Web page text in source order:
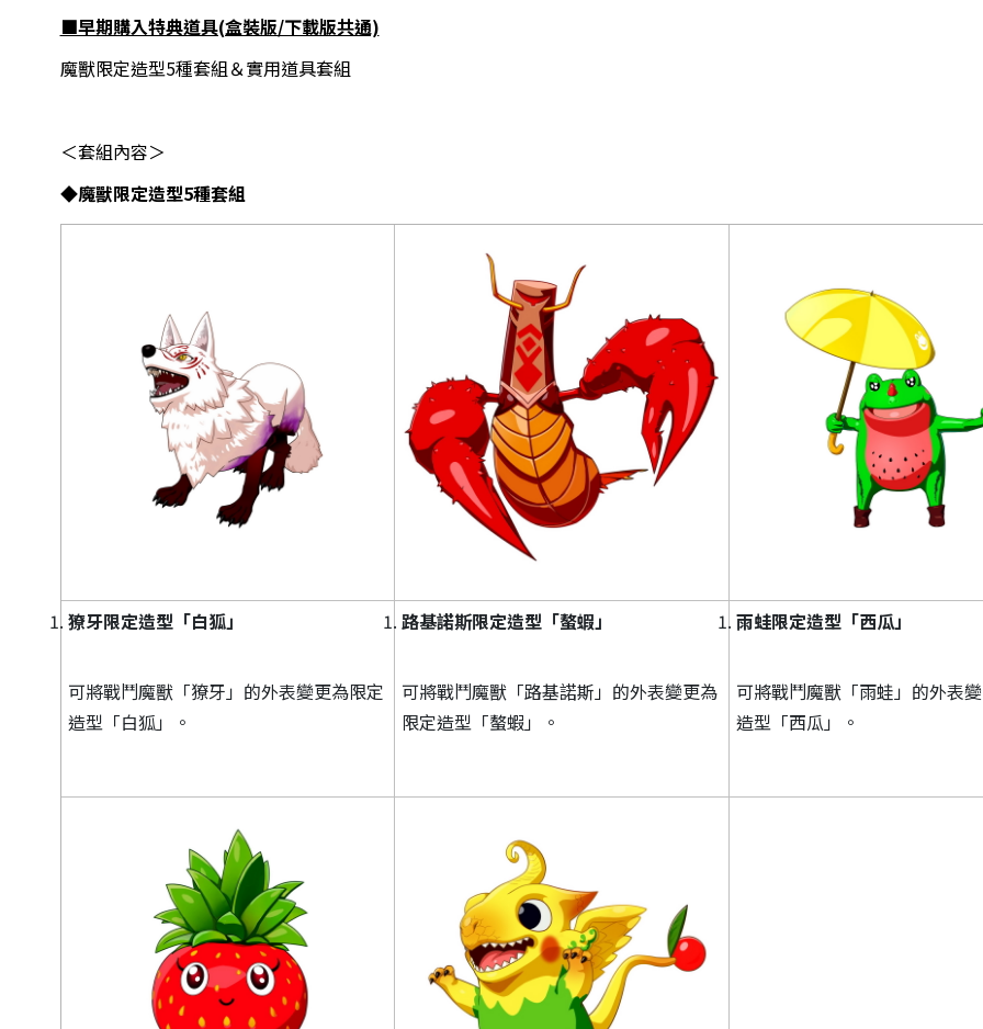
■早期購入特典道具(盒裝版/下載版共通)
魔獸限定造型5種套組＆實用道具套組
＜套組內容＞
◆魔獸限定造型5種套組
獠牙限定造型「白狐」
可將戰鬥魔獸「獠牙」的外表變更為限定
造型「白狐」。
路基諾斯限定造型「螯蝦」
可將戰鬥魔獸「路基諾斯」的外表變更為
限定造型「螯蝦」。
雨蛙限定造型「西瓜」
可將戰鬥魔獸「雨蛙」的外表
造型「西瓜」。